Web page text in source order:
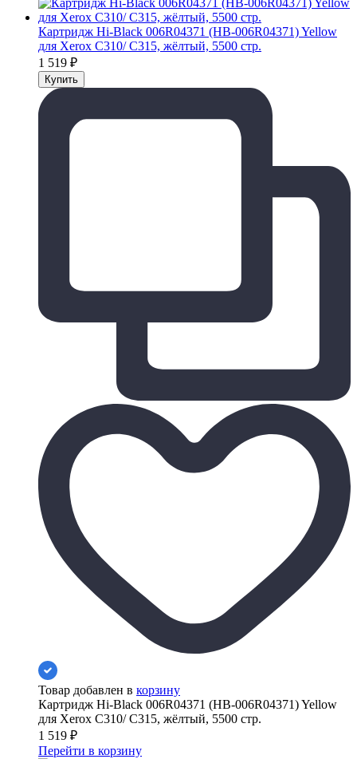
Картридж Hi-Black 006R04371 (HB-006R04371) Yellow
для Xerox C310/ C315, жёлтый, 5500 стр.
1 519 ₽
Товар добавлен в корзину
Картридж Hi-Black 006R04371 (HB-006R04371) Yellow
для Xerox C310/ C315, жёлтый, 5500 стр.
1 519 ₽
Перейти в корзину